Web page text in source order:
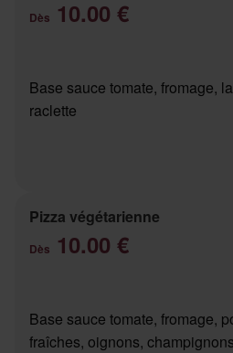
Dès 10.00 €
Base sauce tomate, fromage,
raclette
Pizza végétarienne
Dès 10.00 €
Base sauce tomate, fromage,
fraîches, oignons,